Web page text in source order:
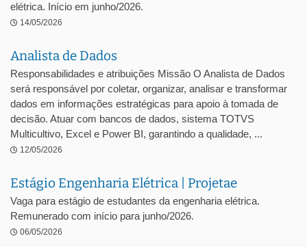
elétrica. Início em junho/2026.
14/05/2026
Analista de Dados
Responsabilidades e atribuições Missão O Analista de Dados
será responsável por coletar, organizar, analisar e transformar
dados em informações estratégicas para apoio à tomada de
decisão. Atuar com bancos de dados, sistema TOTVS
Multicultivo, Excel e Power BI, garantindo a qualidade, ...
12/05/2026
Estágio Engenharia Elétrica | Projetae
Vaga para estágio de estudantes da engenharia elétrica.
Remunerado com início para junho/2026.
06/05/2026